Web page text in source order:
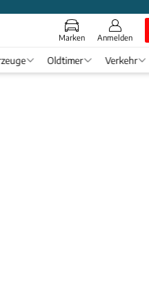
Marken Anmelden
Oldtimer Verkehr